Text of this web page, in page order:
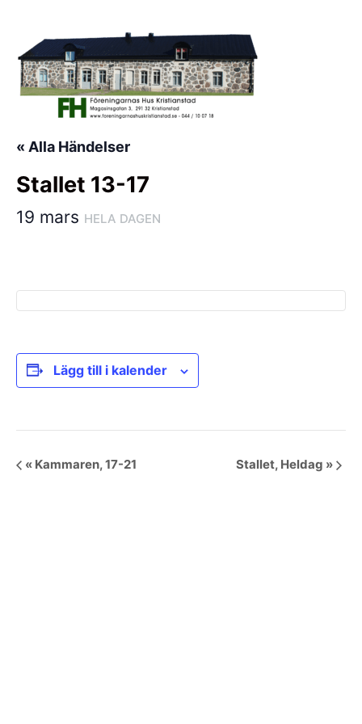
innehåll
« Alla Händelser
Stallet 13-17
19 mars HELA DAGEN
Lägg till i kalender
Händelse
« Kammaren, 17-21 Stallet, Heldag »